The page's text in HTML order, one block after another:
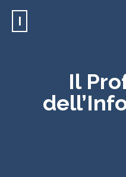
I
Il